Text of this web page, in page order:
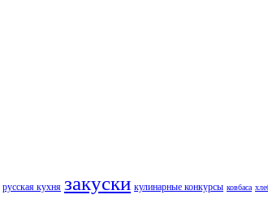
русская кухня закуски кулинарные конкурсы ковбаса